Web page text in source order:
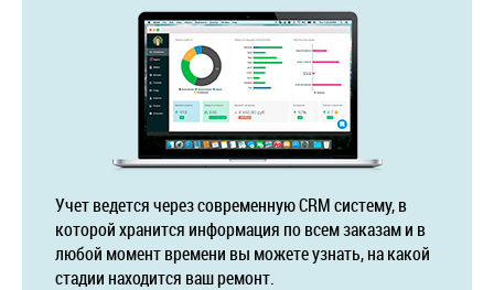
Учет ведется через современную CRM систему, в
которой хранится информация по всем заказам и в
любой момент времени вы можете узнать, на какой
стадии находится ваш ремонт.